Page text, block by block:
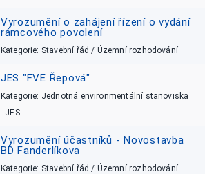
Vyrozumění o zahájení řízení o vydání
rámcového povolení
Kategorie: Stavební řád / Územní rozhodování
JES "FVE Řepová"
Kategorie: Jednotná environmentální stanoviska
- JES
Vyrozumění účastníků - Novostavba
BD Fanderlíkova
Kategorie: Stavební řád / Územní rozhodování